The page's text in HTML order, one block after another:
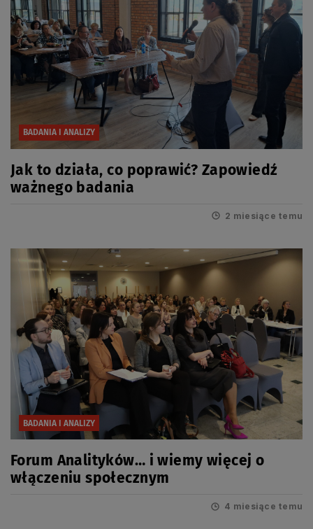
BADANIA I ANALIZY
Jak to działa, co poprawić? Zapowiedź
ważnego badania
2 miesiące temu
BADANIA I ANALIZY
Forum Analityków… i wiemy więcej o
włączeniu społecznym
4 miesiące temu